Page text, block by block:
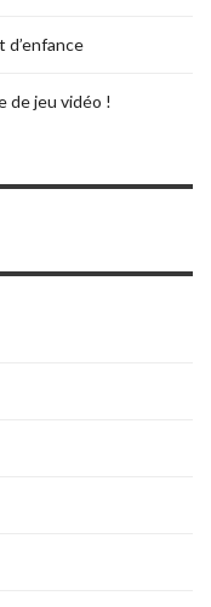
d’enfance
de jeu vidéo !